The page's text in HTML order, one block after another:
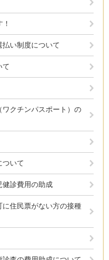
い制度について
て
クチンパスポート）の
ついて
健診費用の助成
住民票がない方の接種